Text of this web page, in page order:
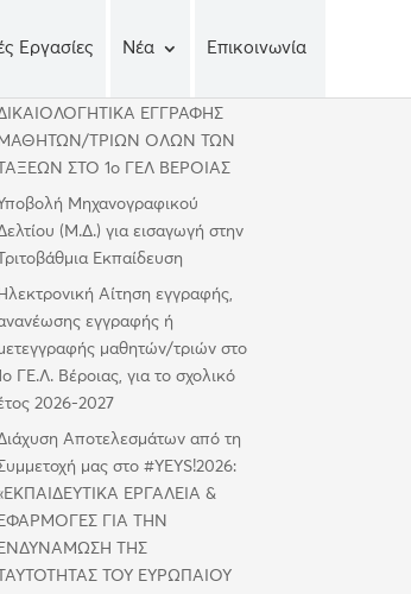
Εργασίες Νέα Επικοινωνία
ΕΓΓΡΑΦΗΣ
ΜΑΘΗΤΩΝ/ΤΡΙΩΝ ΟΛΩΝ ΤΩΝ
ΤΑΞΕΩΝ ΣΤΟ 1ο ΓΕΛ ΒΕΡΟΙΑΣ
Μηχανογραφικού
(Μ.Δ.) για εισαγωγή στην
Τριτοβάθμια Εκπαίδευση
Ηλεκτρονική Αίτηση εγγραφής,
εγγραφής ή
μαθητών/τριών στο
ΓΕ.Λ. Βέροιας, για το σχολικό
2026-2027
Αποτελεσμάτων από τη
μας στο #YEYS!2026:
ΕΡΓΑΛΕΙΑ &
ΕΦΑΡΜΟΓΕΣ ΓΙΑ ΤΗΝ
ΕΝΔΥΝΑΜΩΣΗ ΤΗΣ
ΤΑΥΤΟΤΗΤΑΣ ΤΟΥ ΕΥΡΩΠΑΙΟΥ